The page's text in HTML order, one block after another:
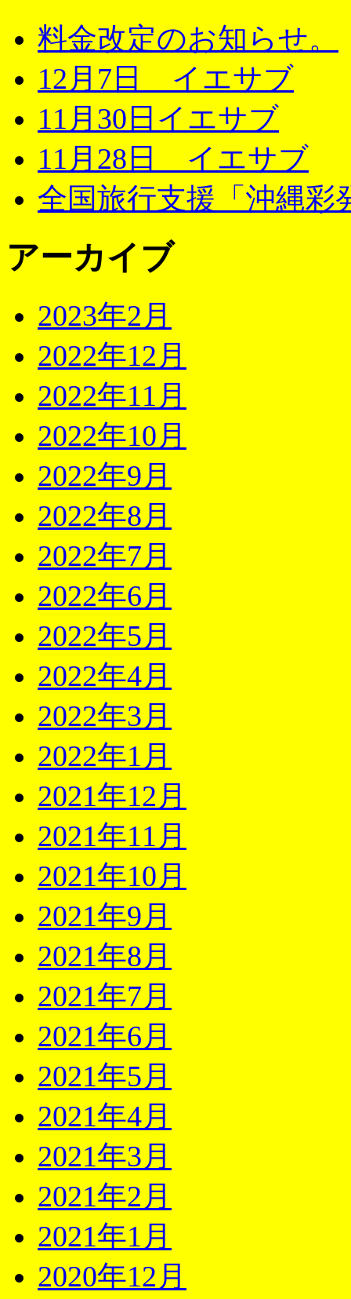
料金改定のお知らせ。
12月7日 イエサブ
11月30日イエサブ
11月28日 イエサブ
全国旅行支援「沖縄彩
アーカイブ
2023年2月
2022年12月
2022年11月
2022年10月
2022年9月
2022年8月
2022年7月
2022年6月
2022年5月
2022年4月
2022年3月
2022年1月
2021年12月
2021年11月
2021年10月
2021年9月
2021年8月
2021年7月
2021年6月
2021年5月
2021年4月
2021年3月
2021年2月
2021年1月
2020年12月